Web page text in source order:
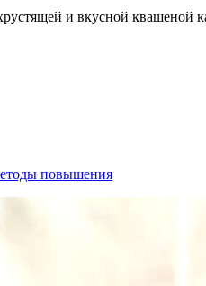
и вкусной
повышения